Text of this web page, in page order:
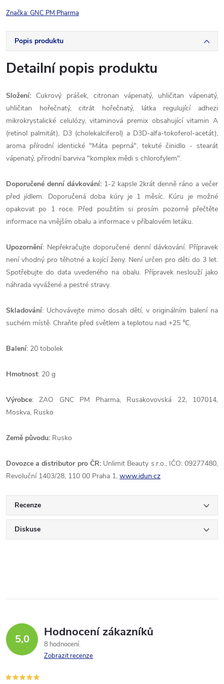
Značka:GNC PM Pharma
Popis produktu
Detailní popis produktu
Složení: Cukrový prášek, citronan vápenatý, uhličitan vápenatý,
uhličitan hořečnatý, citrát hořečnatý, látka regulující adhezi
mikrokrystalické celulózy, vitaminová premix obsahující vitamin A
(retinol palmitát), D3 (cholekalciferol) a D3D-alfa-tokoferol-acetát),
aroma přírodní identické "Máta peprná", tekuté činidlo - stearát
vápenatý, přírodní barviva "komplex mědi s chlorofylem".
Doporučené denní dávkování: 1-2 kapsle 2krát denně ráno a večer
před jídlem. Doporučená doba kúry je 1 měsíc. Kúru je možné
opakovat po 1 roce. Před použitím si prosím pozorně přečtěte
informace na vnějším obalu a informace v příbalovém letáku.
Upozornění: Nepřekračujte doporučené denní dávkování. Přípravek
není vhodný pro těhotné a kojící ženy. Není určen pro děti do 3 let.
Spotřebujte do data uvedeného na obalu. Přípravek neslouží jako
náhrada vyvážené a pestré stravy.
Skladování: Uchovávejte mimo dosah dětí, v originálním balení na
suchém místě. Chraňte před světlem a teplotou nad +25 ℃.
Balení: 20 tobolek
Hmotnost: 20 g
Výrobce: ZAO GNC PM Pharma, Rusakovovská 22, 107014,
Moskva, Rusko
Země původu: Rusko
Dovozce a distributor pro ČR: Unlimit Beauty s.r.o., IČO: 09277480,
Revoluční 1403/28, 110 00 Praha 1, www.idun.cz
Recenze
Diskuse
5,0 Hodnocení zákazníků
8 hodnocení
Zobrazit recenze